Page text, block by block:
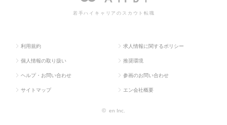
若手ハイキャリアのスカウト転職
利用規約 求人情報に関するポリシー
個人情報の取り扱い 推奨環境
ヘルプ・お問い合わせ 参画のお問い合わせ
サイトマップ エン会社概要
© en Inc.